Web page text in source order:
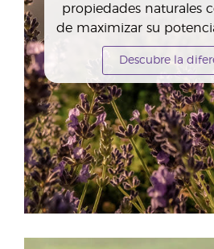
propiedades naturales
de maximizar su
Descubre la